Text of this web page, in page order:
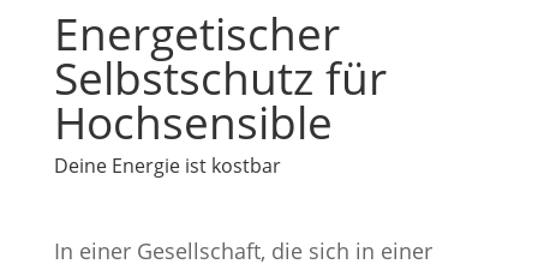
Energetischer
Selbstschutz für
Hochsensible
Deine Energie ist kostbar
In einer Gesellschaft, die sich in einer